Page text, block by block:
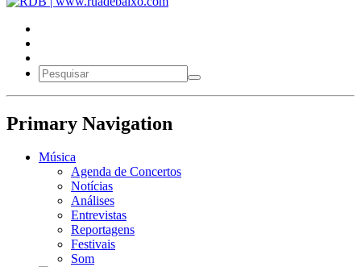
Primary Navigation
Música
Agenda de Concertos
Notícias
Análises
Entrevistas
Reportagens
Festivais
Som